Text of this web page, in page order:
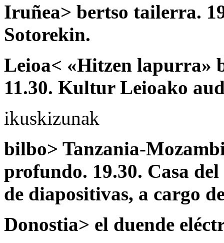
Iruñea> bertso tailerra.
Sotorekin.
Leioa< «Hitzen lapurra»
11.30. Kultur Leioako
ikuskizunak
bilbo> Tanzania-
profundo. 19.30. Casa
de diapositivas, a cargo
Donostia> el duende